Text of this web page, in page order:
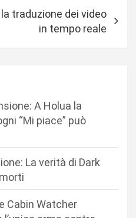
traduzione dei video
in tempo reale
A Holua la
“Mi piace” può
La verità di Dark
Cabin Watcher